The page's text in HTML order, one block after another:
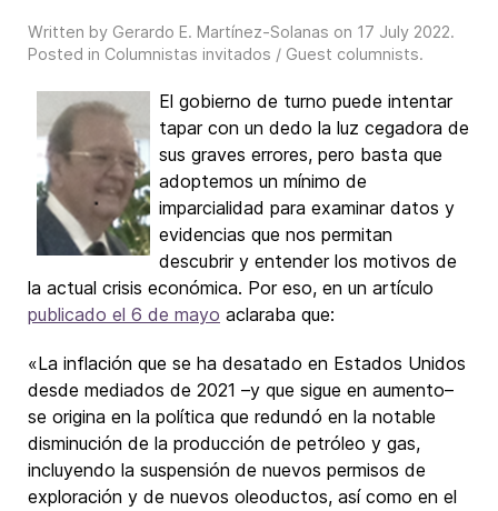
Written by Gerardo E. Martínez-Solanas on 17 July 2022.
Posted in Columnistas invitados / Guest columnists.
El gobierno de turno puede intentar
tapar con un dedo la luz cegadora de
sus graves errores, pero basta que
adoptemos un mínimo de
imparcialidad para examinar datos y
evidencias que nos permitan
descubrir y entender los motivos de
la actual crisis económica. Por eso, en un artículo
publicado el 6 de mayo aclaraba que:
«La inflación que se ha desatado en Estados Unidos
desde mediados de 2021 –y que sigue en aumento–
se origina en la política que redundó en la notable
disminución de la producción de petróleo y gas,
incluyendo la suspensión de nuevos permisos de
exploración y de nuevos oleoductos, así como en el